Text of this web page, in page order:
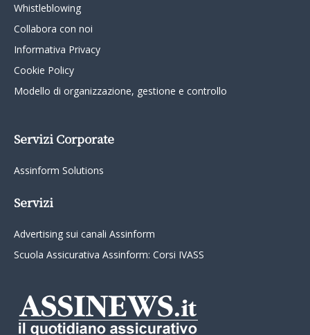
Whistleblowing
Collabora con noi
Informativa Privacy
Cookie Policy
Modello di organizzazione, gestione e controllo
Servizi Corporate
Assinform Solutions
Servizi
Advertising sui canali Assinform
Scuola Assicurativa Assinform: Corsi IVASS